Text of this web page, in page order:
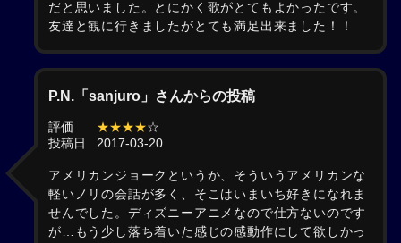
だと思いました。とにかく歌がとてもよかったです。
友達と観に行きましたがとても満足出来ました！！
P.N.「sanjuro」さんからの投稿
評価 ★★★★☆
投稿日
2017-03-20
アメリカンジョークというか、そういうアメリカンな
軽いノリの会話が多く、そこはいまいち好きになれま
せんでした。ディズニーアニメなので仕方ないのです
が…もう少し落ち着いた感じの感動作にして欲しかっ